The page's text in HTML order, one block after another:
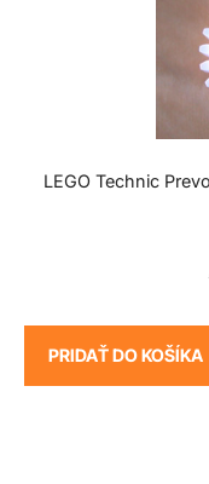
LEGO Technic
PRIDAŤ DO KOŠÍKA